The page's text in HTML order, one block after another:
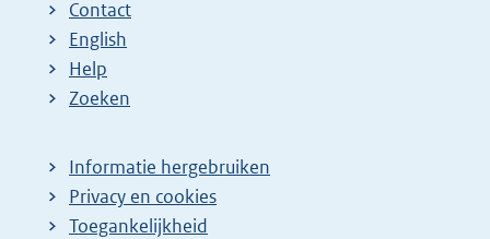
Contact
English
Help
Zoeken
Informatie hergebruiken
Privacy en cookies
Toegankelijkheid